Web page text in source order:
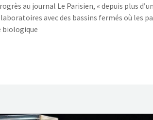
au journal Le Parisien, « depuis plus
avec des bassins fermés où les
biologique